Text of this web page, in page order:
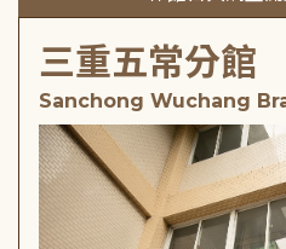
三重五常分館
Sanchong Wuchang